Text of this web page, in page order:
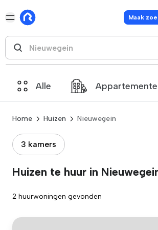
Maak
Alle
Home Huizen Nieuwegein
3 kamers
Huizen te huur in
2 huurwoningen gevonden